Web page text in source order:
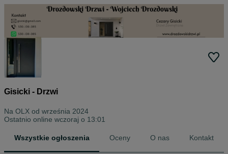
Gisicki - Drzwi
Na OLX od września 2024
Ostatnio online wczoraj o 13:01
Wszystkie ogłoszenia Oceny O nas Kontakt